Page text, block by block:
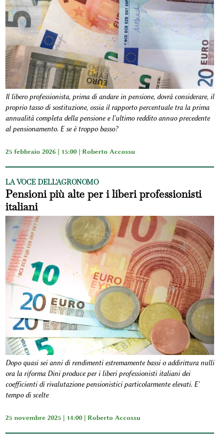
Il libero professionista, prima di andare in pensione, dovrà considerare, il
proprio tasso di sostituzione, ossia il rapporto percentuale tra la prima
annualità completa della pensione e l'ultimo reddito annuo precedente
al pensionamento. E se è troppo basso?
25 febbraio 2026 | 15:00 | Roberto Accossu
LA VOCE DELL'AGRONOMO
Pensioni più alte per i liberi professionisti
italiani
Dopo quasi sei anni di rendimenti estremamente bassi o addirittura nulli
ora la riforma Dini produce per i liberi professionisti italiani dei
coefficienti di rivalutazione pensionistici particolarmente elevati. E'
tempo di scelte
25 novembre 2025 | 14:00 | Roberto Accossu